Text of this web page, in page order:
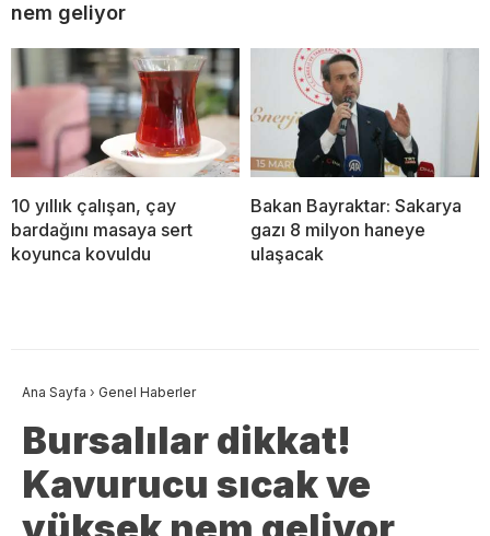
nem geliyor
10 yıllık çalışan, çay
bardağını masaya sert
koyunca kovuldu
Bakan Bayraktar: Sakarya
gazı 8 milyon haneye
ulaşacak
Ana Sayfa › Genel Haberler
Bursalılar dikkat!
Kavurucu sıcak ve